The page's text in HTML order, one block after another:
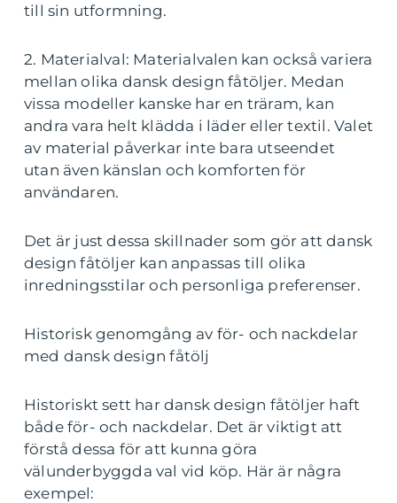
till sin utformning.
2. Materialval: Materialvalen kan också variera
mellan olika dansk design fåtöljer. Medan
vissa modeller kanske har en träram, kan
andra vara helt klädda i läder eller textil. Valet
av material påverkar inte bara utseendet
utan även känslan och komforten för
användaren.
Det är just dessa skillnader som gör att dansk
design fåtöljer kan anpassas till olika
inredningsstilar och personliga preferenser.
Historisk genomgång av för- och nackdelar
med dansk design fåtölj
Historiskt sett har dansk design fåtöljer haft
både för- och nackdelar. Det är viktigt att
förstå dessa för att kunna göra
välunderbyggda val vid köp. Här är några
exempel: